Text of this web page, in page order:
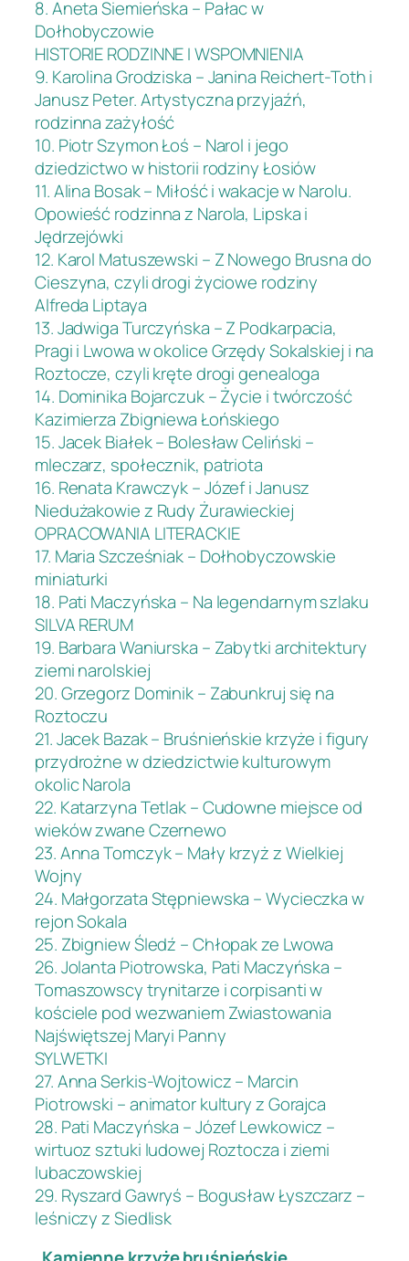
8. Aneta Siemieńska – Pałac w
Dołhobyczowie
HISTORIE RODZINNE I WSPOMNIENIA
9. Karolina Grodziska – Janina Reichert-Toth i
Janusz Peter. Artystyczna przyjaźń,
rodzinna zażyłość
10. Piotr Szymon Łoś – Narol i jego
dziedzictwo w historii rodziny Łosiów
11. Alina Bosak – Miłość i wakacje w Narolu.
Opowieść rodzinna z Narola, Lipska i
Jędrzejówki
12. Karol Matuszewski – Z Nowego Brusna do
Cieszyna, czyli drogi życiowe rodziny
Alfreda Liptaya
13. Jadwiga Turczyńska – Z Podkarpacia,
Pragi i Lwowa w okolice Grzędy Sokalskiej i na
Roztocze, czyli kręte drogi genealoga
14. Dominika Bojarczuk – Życie i twórczość
Kazimierza Zbigniewa Łońskiego
15. Jacek Białek – Bolesław Celiński –
mleczarz, społecznik, patriota
16. Renata Krawczyk – Józef i Janusz
Niedużakowie z Rudy Żurawieckiej
OPRACOWANIA LITERACKIE
17. Maria Szcześniak – Dołhobyczowskie
miniaturki
18. Pati Maczyńska – Na legendarnym szlaku
SILVA RERUM
19. Barbara Waniurska – Zabytki architektury
ziemi narolskiej
20. Grzegorz Dominik – Zabunkruj się na
Roztoczu
21. Jacek Bazak – Bruśnieńskie krzyże i figury
przydrożne w dziedzictwie kulturowym
okolic Narola
22. Katarzyna Tetlak – Cudowne miejsce od
wieków zwane Czernewo
23. Anna Tomczyk – Mały krzyż z Wielkiej
Wojny
24. Małgorzata Stępniewska – Wycieczka w
rejon Sokala
25. Zbigniew Śledź – Chłopak ze Lwowa
26. Jolanta Piotrowska, Pati Maczyńska –
Tomaszowscy trynitarze i corpisanti w
kościele pod wezwaniem Zwiastowania
Najświętszej Maryi Panny
SYLWETKI
27. Anna Serkis-Wojtowicz – Marcin
Piotrowski – animator kultury z Gorajca
28. Pati Maczyńska – Józef Lewkowicz –
wirtuoz sztuki ludowej Roztocza i ziemi
lubaczowskiej
29. Ryszard Gawryś – Bogusław Łyszczarz –
leśniczy z Siedlisk